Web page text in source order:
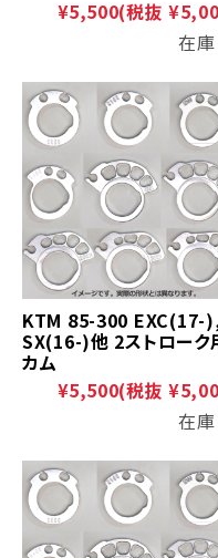
¥5,500(税抜
在
KTM 85-300 EXC(17-
SX(16-)他 2ストローク
カム
¥5,500(税抜
在